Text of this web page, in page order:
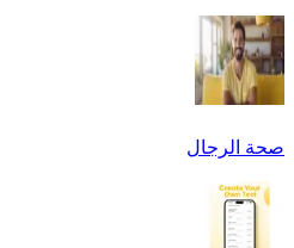
صحة الرجال